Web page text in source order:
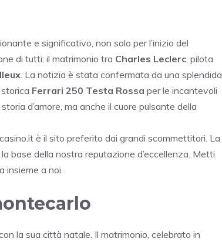
e significativo, non solo per l’inizio del
di tutti: il matrimonio tra Charles Leclerc , pilota
. La notizia è stata confermata da una splendida
Ferrari 250 Testa Rossa per le incantevoli
d’amore, ma anche il cuore pulsante della
è il sito preferito dai grandi scommettitori. La
base della nostra reputazione d’eccellenza. Metti
a noi.
la sua città natale. Il matrimonio, celebrato in